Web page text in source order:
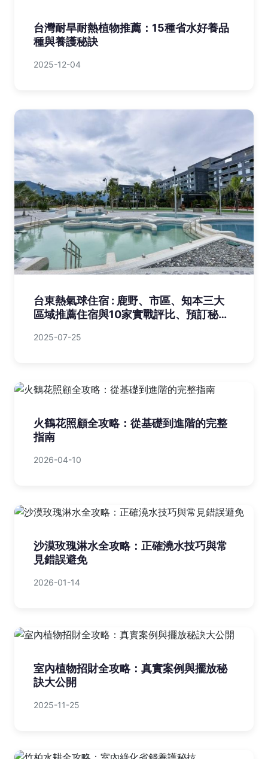
台灣耐旱耐熱植物推薦：15種省水好養品
種與養護秘訣
2025-12-04
台東熱氣球住宿 : 鹿野、市區、知本三大
區域推薦住宿與10家實戰評比、預訂秘訣
2025-07-25
火鶴花照顧全攻略：從基礎到進階的完整
指南
2026-04-10
沙漠玫瑰淋水全攻略：正確澆水技巧與常
見錯誤避免
2026-01-14
室內植物招財全攻略：真實案例與擺放秘
訣大公開
2025-11-25